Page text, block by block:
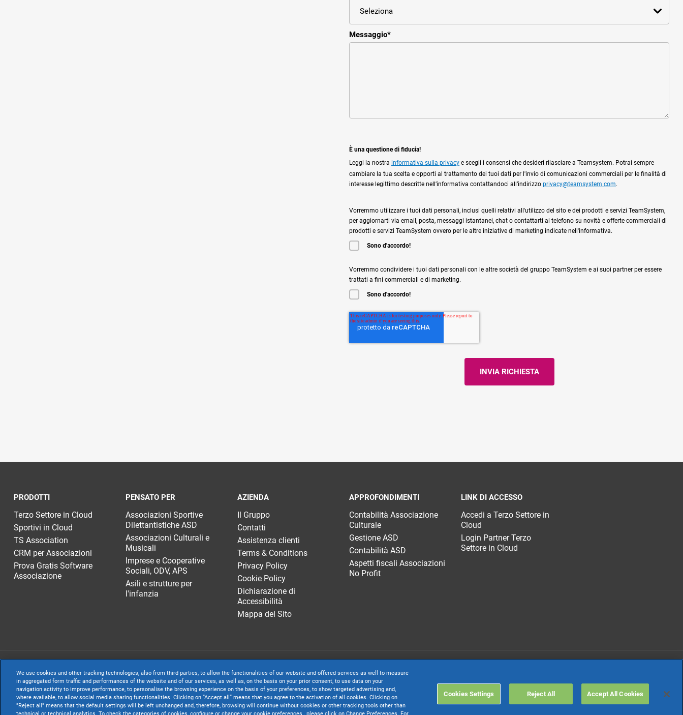
Messaggio*
È una questione di fiducia!
Leggi la nostra informativa sulla privacy e scegli i consensi che desideri rilasciare a Teamsystem. Potrai sempre
cambiare la tua scelta e opporti al trattamento dei tuoi dati per l'invio di comunicazioni commerciali per le finalità di
interesse legittimo descritte nell’informativa contattandoci all’indirizzo privacy@teamsystem.com.
Vorremmo utilizzare i tuoi dati personali, inclusi quelli relativi all'utilizzo del sito e dei prodotti e servizi TeamSystem,
per aggiornarti via email, posta, messaggi istantanei, chat o contattarti al telefono su novità e offerte commerciali di
prodotti e servizi TeamSystem ovvero per le altre iniziative di marketing indicate nell'informativa.
Sono d'accordo!
Vorremmo condividere i tuoi dati personali con le altre società del gruppo TeamSystem e ai suoi partner per essere
trattati a fini commerciali e di marketing.
Sono d'accordo!
PRODOTTI
Terzo Settore in Cloud
Sportivi in Cloud
TS Association
CRM per Associazioni
Prova Gratis Software
Associazione
PENSATO PER
Associazioni Sportive
Dilettantistiche ASD
Associazioni Culturali e
Musicali
Imprese e Cooperative
Sociali, ODV, APS
Asili e strutture per
l'infanzia
AZIENDA
Il Gruppo
Contatti
Assistenza clienti
Terms & Conditions
Privacy Policy
Cookie Policy
Dichiarazione di
Accessibilità
Mappa del Sito
APPROFONDIMENTI
Contabilità Associazione
Culturale
Gestione ASD
Contabilità ASD
Aspetti fiscali Associazioni
No Profit
LINK DI ACCESSO
Accedi a Terzo Settore in
Cloud
Login Partner Terzo
Settore in Cloud
TeamSystem S.p.A. società con socio unico soggetta all’attività di direzione e coordinamento di TeamSystem Holdco
S.p.A. - Cap. Soc. € 24.000.000 I.v. - C.C.I.A.A. delle Marche - P.I. 01035310414
Sede Legale e Amministrativa: Via Sandro Pertini, 88 - 61122 Pesaro (PU) - Tutti i diritti riservati
Websolute
We use cookies and other tracking technologies, also from third parties, to allow the functionalities of our website and offered services as well to measure
in aggregated form traffic and performances of the website and of our services, as well as, on the basis on your prior consent, to use data on your
navigation activity to improve performance, to personalise the browsing experience on the basis of your preferences, to show targeted advertising and,
where available, to allow social media sharing functionalities. Clicking on “Accept all” means that you agree to the activation of all cookies. Clicking on
"Reject all" means that the default settings will be left unchanged and, therefore, browsing will continue without cookies or other tracking tools other than
Cookies Settings Reject All Accept All Cookies